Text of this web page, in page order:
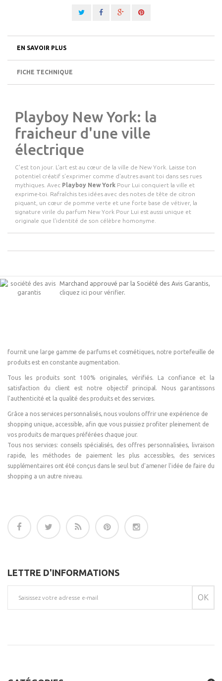
EN SAVOIR PLUS
FICHE TECHNIQUE
Playboy New York: la
fraicheur d'une ville
électrique
C'est ton jour. L'art est au cœur de la ville de New York. Laisse ton
potentiel créatif s'exprimer comme d'autres avant toi dans ses rues
mythiques. Avec Playboy New York Pour Lui conquiert la ville et
exprime-toi. Rafraîchis tes idées avec des notes de tête de citron
piquant, un cœur de pomme verte et une forte base de vétiver, la
signature virile du parfum New York Pour Lui est aussi unique et
originale que l'identité de son célèbre homonyme.
Marchand approuvé par la Société des Avis Garantis,
cliquez ici pour vérifier.
fournit une large gamme de parfums et cosmétiques, notre portefeuille de
produits est en constante augmentation.
Tous les produits sont 100% originales, vérifiés. La confiance et la
satisfaction du client est notre objectif principal. Nous garantissons
l'authenticité et la qualité des produits et des services.
Grâce a nos services personnalisés, nous voulons offrir une expérience de
shopping unique, accessible, afin que vous puissiez profiter pleinement de
vos produits de marques préférées chaque jour.
Tous nos services: conseils spécialisés, des offres personnalisées, livraison
rapide, les méthodes de paiement les plus accessibles, des services
supplémentaires ont été conçus dans le seul but d'amener l'idée de faire du
shopping a un autre niveau.
LETTRE D'INFORMATIONS
OK